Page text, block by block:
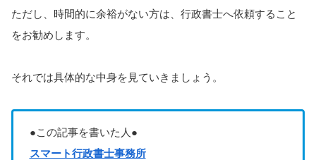
ただし、時間的に余裕がない方は、行政書士へ依頼すること
をお勧めします。
それでは具体的な中身を見ていきましょう。
●この記事を書いた人●
スマート行政書士事務所